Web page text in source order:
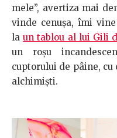
mele”, avertiza mai
vinde cenuşa, îmi
laun tablou al lui Gili
un roşu
cuptorului de pâine,
alchimişti.